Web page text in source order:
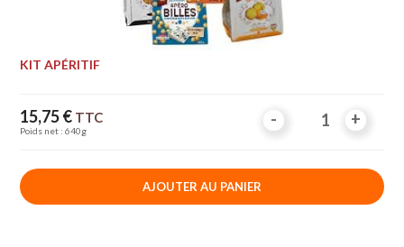
KIT APÉRITIF
Prix
15,75 € TTC
Poids net : 640g
- +
- +
AJOUTER AU PANIER